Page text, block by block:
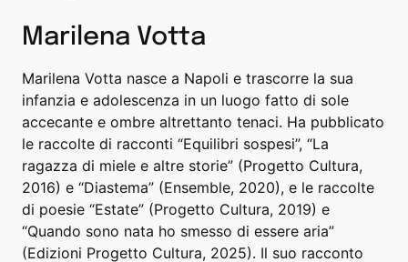
Marilena Votta
Marilena Votta nasce a Napoli e trascorre la sua
infanzia e adolescenza in un luogo fatto di sole
accecante e ombre altrettanto tenaci. Ha pubblicato
le raccolte di racconti “Equilibri sospesi”, “La
ragazza di miele e altre storie” (Progetto Cultura,
2016) e “Diastema” (Ensemble, 2020), e le raccolte
di poesie “Estate” (Progetto Cultura, 2019) e
“Quando sono nata ho smesso di essere aria”
(Edizioni Progetto Cultura, 2025). Il suo racconto